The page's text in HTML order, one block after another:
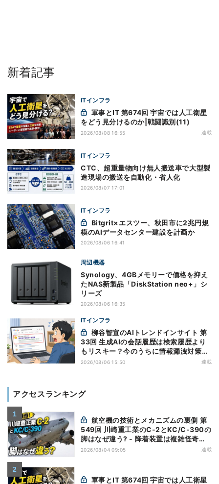
新着記事
ITインフラ
をどう見分けるのか|戦闘識別(11)
2026/08/08 16:55 連載
ITインフラ
CTC、超重量物向け無人搬送車で大型製
造現場の搬送を自動化・省人化
2026/08/07 17:01
ITインフラ
模のAIデータセンター建設を計画か
2026/08/06 16:41
周辺機器
Synology、4GBメモリーで価格を抑え
たNAS新製品「DiskStation neo+」シ
リーズ
2026/08/06 16:35
ITインフラ
33回 生成AIの会話履歴は検索履歴より
もリスキー？今のうちに情報漏洩対策を
万全にしておこう
2026/08/06 15:50 連載
アクセスランキング
549回 川崎重工業のC-2とKC/C-390の
脚はなぜ違う? - 降着装置は複雑怪奇
(5)|軍用輸送機(10)
2026/08/04 09:05 連載